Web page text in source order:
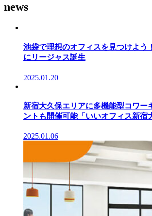
news
池袋で理想のオフィスを見つけよう
にリージャス誕生
2025.01.20
新宿大久保エリアに多機能型コワー
ントも開催可能「いいオフィス新宿
2025.01.06